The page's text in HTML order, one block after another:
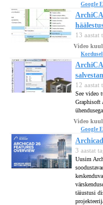
Google
13 aastat
Video
12 aastat
See video
Graphisoft
Video
Google
3 aastat
Uusim
täiustusi